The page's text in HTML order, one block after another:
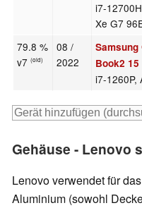
i7-
Xe G7
79.8 %
v7(old)
08 /
2022
Book2 15
i7-1260P,
Gehäuse - Lenovo
Lenovo verwendet für
Aluminium (sowohl